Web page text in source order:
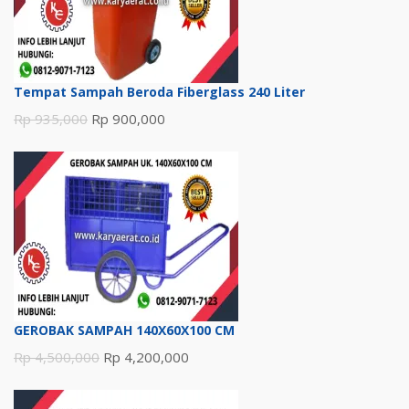
Tempat Sampah Beroda Fiberglass 240 Liter
Rp935,000 Harga
adalah:
Rp 935,000.
Rp 900,000
ini
adalah:
Rp 900,000.
GEROBAK SAMPAH 140X60X100 CM
Rp4,500,000 Harga
Rp 4,200,000